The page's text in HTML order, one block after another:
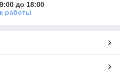
до 18:00
работы